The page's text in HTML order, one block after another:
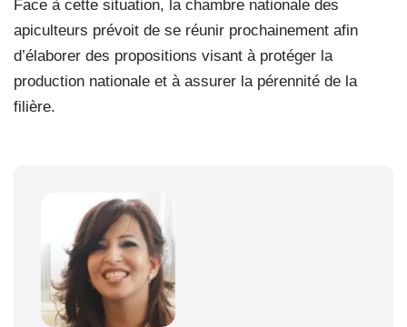
Face à cette situation, la chambre nationale des
apiculteurs prévoit de se réunir prochainement afin
d’élaborer des propositions visant à protéger la
production nationale et à assurer la pérennité de la
filière.